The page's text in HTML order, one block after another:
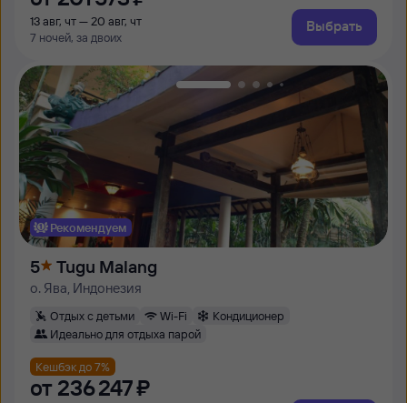
13 авг, чт — 20 авг, чт
7 ночей, за двоих
Выбрать
Рекомендуем
5 Tugu Malang
о. Ява, Индонезия
Отдых с детьми Wi-Fi
Кондиционер
Идеально для отдыха парой
Кешбэк до 7%
от 236 ⁠247 ⁠₽